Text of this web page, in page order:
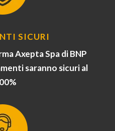
SICURI
Axepta Spa di BNP
saranno sicuri al